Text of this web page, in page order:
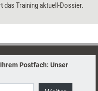
das Training aktuell-Dossier.
Postfach: Unser